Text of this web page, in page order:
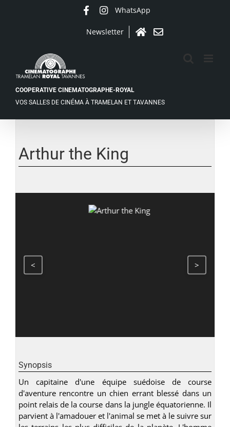
WhatsApp
Newsletter
AccueilContact
COOPERATIVE CINEMATOGRAPHE-ROYAL
VOS SALLES DE CINÉMA À TRAMELAN ET TAVANNES
agrandie
Arthur the King
< >
Synopsis
Un capitaine d'une équipe suédoise de course
d'aventure rencontre un chien errant blessé dans un
point relais de la course dans la jungle équatorienne. Il
parvient à l'amadouer et l'animal se met à le suivre sur